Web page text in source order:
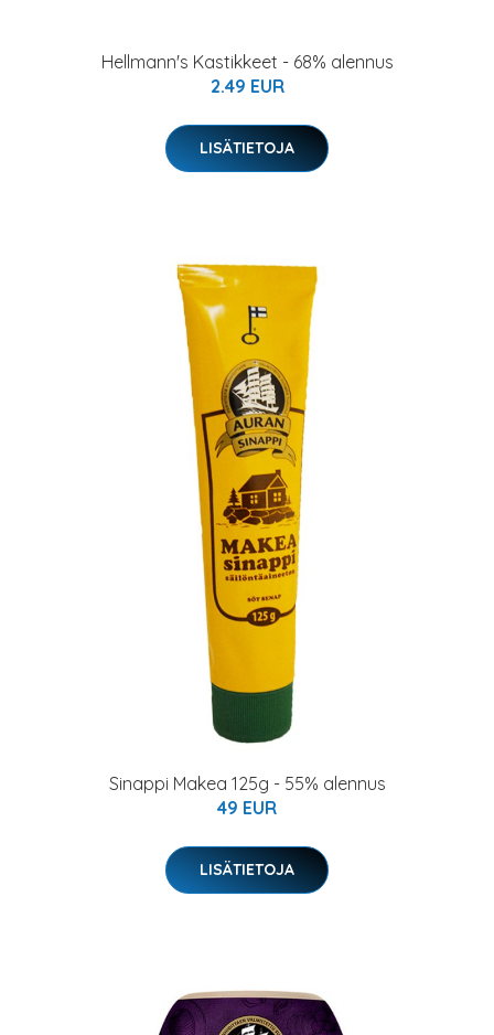
Hellmann's Kastikkeet - 68% alennus
2.49 EUR
LISÄTIETOJA
Sinappi Makea 125g - 55% alennus
49 EUR
LISÄTIETOJA